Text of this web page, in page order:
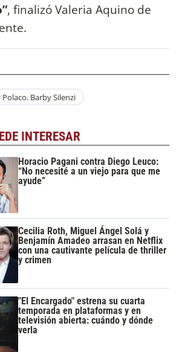
, finalizó Valeria Aquino de
Polaco. Barby Silenzi
INTERESAR
Horacio Pagani contra Diego Leuco:
“No necesité a un viejo para que me
ayude”
Cecilia Roth, Miguel Ángel Solá y
Benjamín Amadeo arrasan en Netflix
con una cautivante película de thriller
y crimen
"El Encargado" estrena su cuarta
temporada en plataformas y en
televisión abierta: cuándo y dónde
verla